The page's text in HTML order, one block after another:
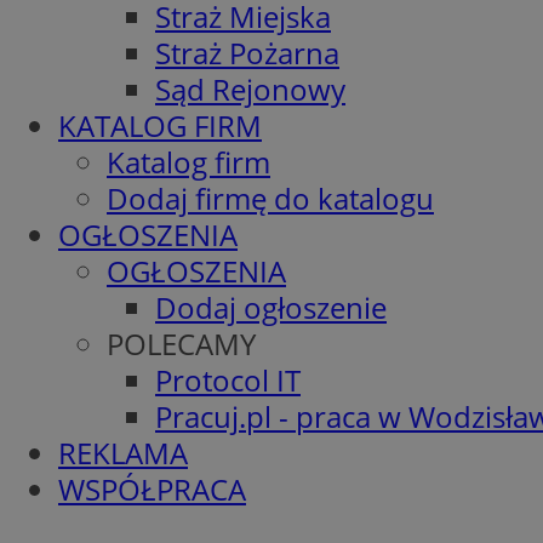
Straż Miejska
Straż Pożarna
Sąd Rejonowy
KATALOG FIRM
Katalog firm
Dodaj firmę do katalogu
OGŁOSZENIA
OGŁOSZENIA
Dodaj ogłoszenie
POLECAMY
Protocol IT
Pracuj.pl - praca w
REKLAMA
WSPÓŁPRACA